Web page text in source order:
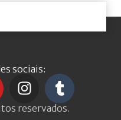
sociais:
reservados.